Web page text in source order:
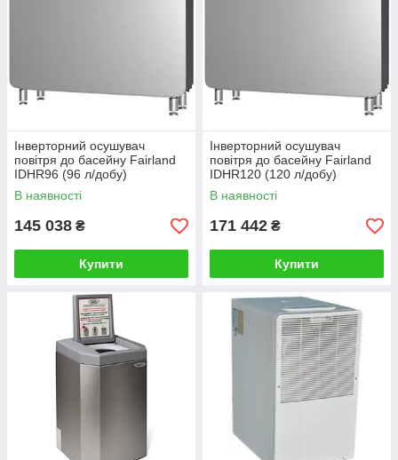
лише тоді, коли датчики визначають збільшення цього
показника. У результаті вологість постійно знаходиться на
одному рівні 365 днів у році, важливо лише правильно
Підбір осушувача для басейну
Щоб не «промахнутися» і вибрати саме той пристрій, який
необхідно прийняти увагу на три основних параметри:
літрів вологи він здатний прибрати з навколишнього
середовища за годину або за добу
Обсяг приміщення в кубічних метрах, в якому
доведеться працювати осушувачу
Тип встановлення: підлогові, якщо дозволяє
вільне місце, або настінний, якщо вільного місця
немає.
Інверторний осушувач
повітря до басейну Fairland
IDHR96 (96 л/добу)
В наявності
145 038 ₴
Купити
Інверторний осушувач
повітря до басейну Fairland
IDHR120 (120 л/добу)
В наявності
171 442 ₴
Купити